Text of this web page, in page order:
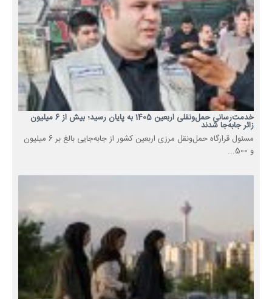
خدمت‌رسانی حمل‌ونقلی اربعین 1405 به پایان رسید؛ بیش از 6 میلیون
زائر جابه‌جا شدند
مسئول قرارگاه حمل‌ونقل مرزی اربعین کشور از جابه‌جایی بالغ بر 6 میلیون
و 500...